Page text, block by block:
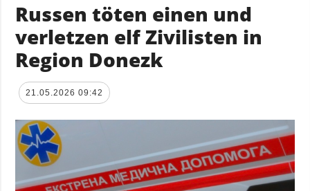
Russen töten einen und
verletzen elf Zivilisten in
Region Donezk
21.05.2026 09:42